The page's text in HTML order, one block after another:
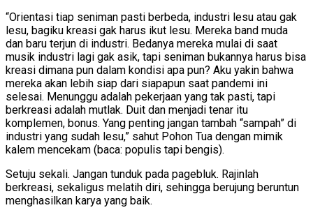
“Orientasi tiap seniman pasti berbeda, industri lesu atau gak
lesu, bagiku kreasi gak harus ikut lesu. Mereka band muda
dan baru terjun di industri. Bedanya mereka mulai di saat
musik industri lagi gak asik, tapi seniman bukannya harus bisa
kreasi dimana pun dalam kondisi apa pun? Aku yakin bahwa
mereka akan lebih siap dari siapapun saat pandemi ini
selesai. Menunggu adalah pekerjaan yang tak pasti, tapi
berkreasi adalah mutlak. Duit dan menjadi tenar itu
komplemen, bonus. Yang penting jangan tambah “sampah” di
industri yang sudah lesu,” sahut Pohon Tua dengan mimik
kalem mencekam (baca: populis tapi bengis).
Setuju sekali. Jangan tunduk pada pagebluk. Rajinlah
berkreasi, sekaligus melatih diri, sehingga berujung beruntun
menghasilkan karya yang baik.